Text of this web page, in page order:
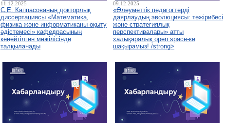
11.12.2025
С.Е. Каппасованың докторлық
диссертациясы «Математика,
физика және информатиканы оқыту
әдістемесі» кафедрасының
кеңейтілген мәжілісінде
талқыланады
09.12.2025
«Әлеуметтік педагогтерді
даярлаудың эволюциясы: тәжірибесі
және стратегиялық
перспективалары» атты
халықаралық open space-ке
шақырамыз! /strong>